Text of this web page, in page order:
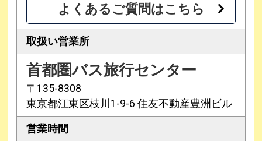
よくあるご質問はこちら
取扱い営業所
首都圏バス旅行センター
〒135-8308
東京都江東区枝川1-9-6 住友不動産豊洲ビル
営業時間